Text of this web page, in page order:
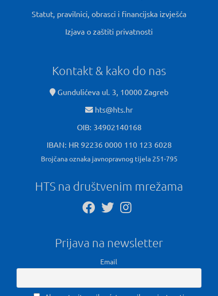
Statut, pravilnici, obrasci i financijska izvješća
Izjava o zaštiti privatnosti
Kontakt & kako do nas
Gundulićeva ul. 3, 10000 Zagreb
hts@hts.hr
OIB: 34902140168
IBAN: HR 92236 0000 110 123 6028
Brojčana oznaka javnopravnog tijela 251-795
HTS na društvenim mrežama
Prijava na newsletter
Email